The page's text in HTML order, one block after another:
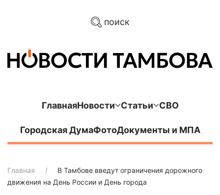
поиск
ГлавнаяНовости Статьи СВО
Городская ДумаФотоДокументы и МПА
Главная
В Тамбове введут ограничения дорожного
движения на День России и День города